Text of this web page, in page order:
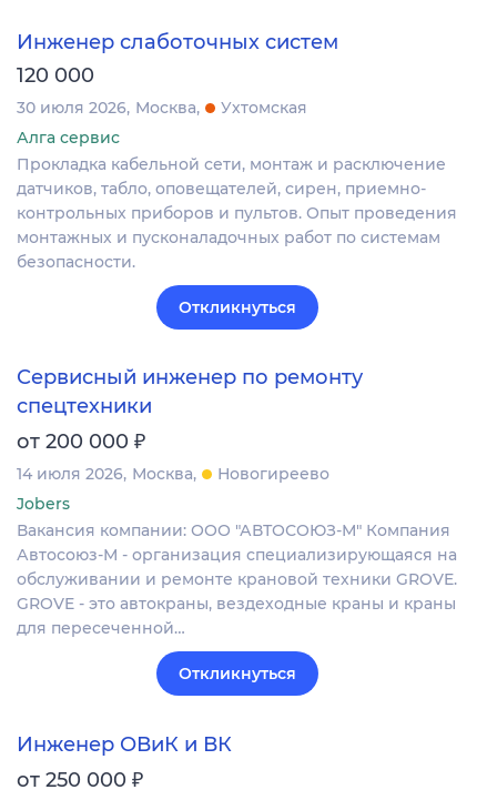
Инженер слаботочных систем
120 000
30 июля 2026 Москва
Ухтомская
Алга сервис
Прокладка кабельной сети, монтаж и расключение
датчиков, табло, оповещателей, сирен, приемно-
контрольных приборов и пультов. Опыт проведения
монтажных и пусконаладочных работ по системам
безопасности.
Откликнуться
Сервисный инженер по ремонту
спецтехники
от 200 000 ₽
14 июля 2026 Москва
Новогиреево
Jobers
Вакансия компании: ООО "АВТОСОЮЗ-М" Компания
Автосоюз-М - организация специализирующаяся на
обслуживании и ремонте крановой техники GROVE.
GROVE - это автокраны, вездеходные краны и краны
для пересеченной…
Откликнуться
Инженер ОВиК и ВК
от 250 000 ₽